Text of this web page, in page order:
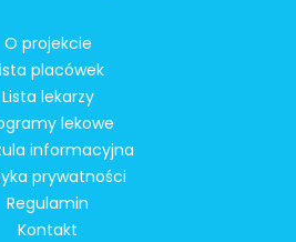
O projekcie
placówek
Lista lekarzy
lekowe
informacyjna
prywatności
Regulamin
Kontakt